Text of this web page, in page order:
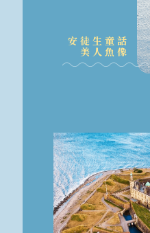
安徒生童話
美人魚像